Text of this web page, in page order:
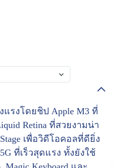
แรงโดยชิป Apple M3 ที่
Retina ที่สวยงามน่า
เพื่อวิดีโอคอลที่ดียิ่ง
ที่เร็วสุดแรง ทั้งยังใช้